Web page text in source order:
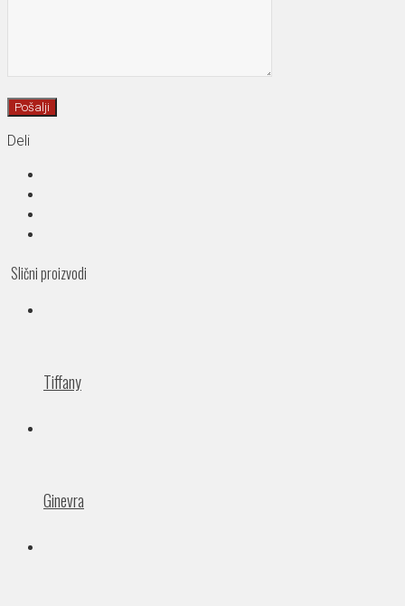
Deli
Slični proizvodi
Tiffany
Ginevra